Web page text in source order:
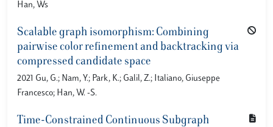
Han, Ws
Scalable graph isomorphism: Combining
pairwise color refinement and backtracking via
compressed candidate space
2021 Gu, G.; Nam, Y.; Park, K.; Galil, Z.; Italiano, Giuseppe
Francesco; Han, W. -S.
Time-Constrained Continuous Subgraph